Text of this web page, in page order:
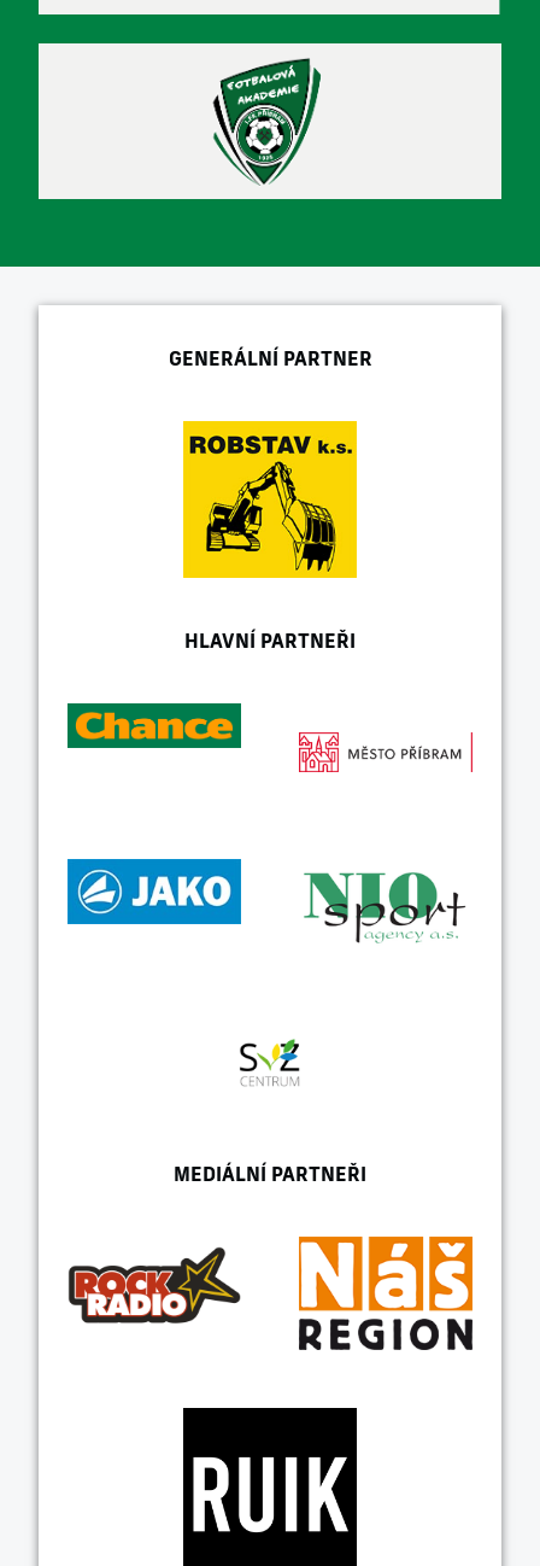
GENERÁLNÍ PARTNER
HLAVNÍ PARTNEŘI
MEDIÁLNÍ PARTNEŘI